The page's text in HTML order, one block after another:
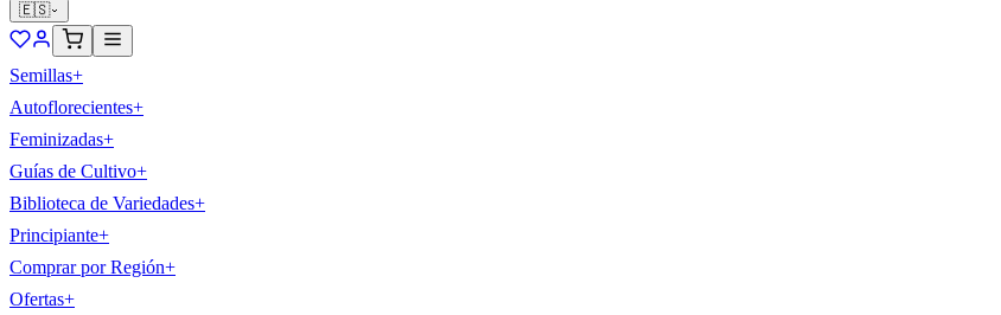
🇪🇸
Semillas+
Autoflorecientes+
Feminizadas+
Guías de Cultivo+
Biblioteca de Variedades+
Principiante+
Comprar por Región+
Ofertas+